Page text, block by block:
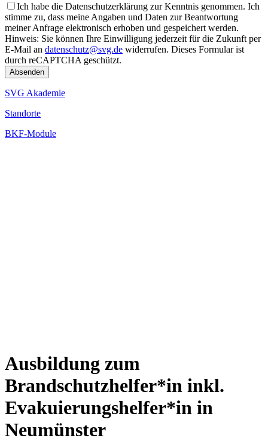
Ich habe die Datenschutzerklärung zur Kenntnis genommen. Ich
stimme zu, dass meine Angaben und Daten zur Beantwortung
meiner Anfrage elektronisch erhoben und gespeichert werden.
Hinweis: Sie können Ihre Einwilligung jederzeit für die Zukunft per
E-Mail an datenschutz@svg.de widerrufen. Dieses Formular ist
durch reCAPTCHA geschützt.
SVG Akademie
Standorte
BKF-Module
Ausbildung zum
Brandschutzhelfer*in inkl.
Evakuierungshelfer*in in
Neumünster